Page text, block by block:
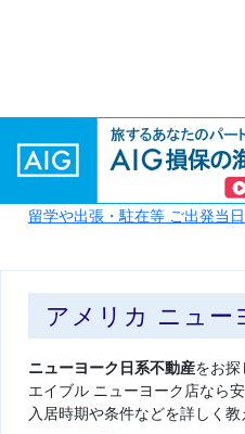
留学や出張・駐在等 ご出発当
アメリカ ニュー
ニューヨーク日系不動産をお探
エイブル ニューヨーク店なら
入居時期や条件などを詳しく